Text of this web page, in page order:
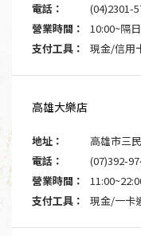
電話：
(04)2301-
營業時間：
10:00~隔
支付工具：
現金/信用
高雄大樂店
地址：
高雄市三
電話：
(07)392-
營業時間：
支付工具：
現金/一卡